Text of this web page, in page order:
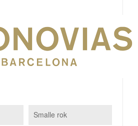
Smalle rok